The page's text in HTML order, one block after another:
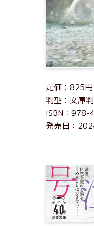
定価：825円
判型：文庫判
ISBN：
発売日：